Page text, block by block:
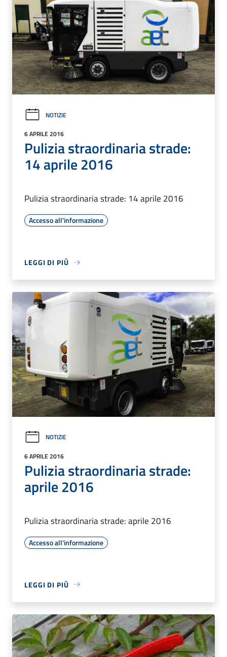
NOTIZIE
6 APRILE 2016
Pulizia straordinaria strade:
14 aprile 2016
Pulizia straordinaria strade: 14 aprile 2016
Accesso all'informazione
LEGGI DI PIÙ
NOTIZIE
6 APRILE 2016
Pulizia straordinaria strade:
aprile 2016
Pulizia straordinaria strade: aprile 2016
Accesso all'informazione
LEGGI DI PIÙ